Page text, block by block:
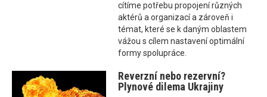
cítíme potřebu propojení různých
aktérů a organizací a zároveň i
témat, které se k daným oblastem
vážou s cílem nastavení optimální
formy spolupráce.
Reverzní nebo rezervní?
Plynové dilema Ukrajiny